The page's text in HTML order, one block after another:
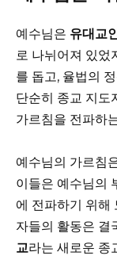
예수님은 유대교
로 나뉘어져 있었
를 돕고, 율법의
단순히 종교 지도
가르침을 전파하
예수님의 가르침
이들은 예수님의
에 전파하기 위해
자들의 활동은 결
교라는 새로운 종